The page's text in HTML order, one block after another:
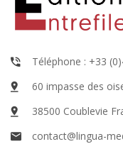
Téléphone : +33
60 impasse des
38500 Coublevie
contact@lingua-